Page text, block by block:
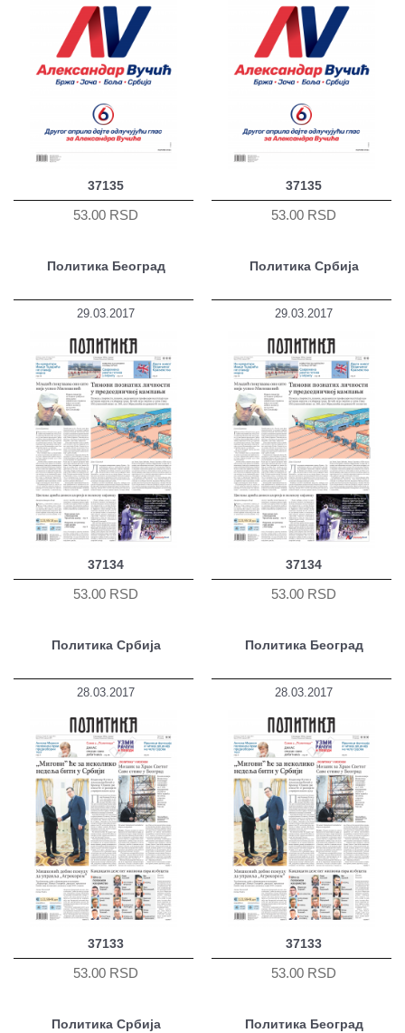
37135
53.00 RSD
37135
53.00 RSD
Политика Београд
29.03.2017
37134
53.00 RSD
Политика Србија
29.03.2017
37134
53.00 RSD
Политика Србија
28.03.2017
37133
53.00 RSD
Политика Београд
28.03.2017
37133
53.00 RSD
Политика Србија Политика Београд